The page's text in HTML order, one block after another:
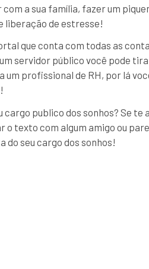
a sua família, fazer um
liberação de estresse!
que conta com todas as
servidor público você pode
um profissional de RH, por lá
cargo publico dos sonhos? Se
texto com algum amigo ou
do seu cargo dos sonhos!